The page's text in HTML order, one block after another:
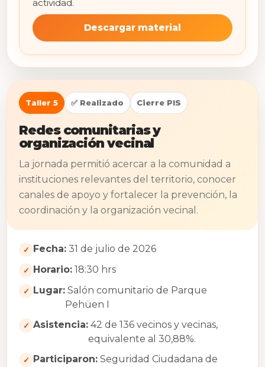
actividad.
Descargar material
Taller 5 ✅ Realizado Cierre PIS
Redes comunitarias y
organización vecinal
La jornada permitió acercar a la comunidad a
instituciones relevantes del territorio, conocer
canales de apoyo y fortalecer la prevención, la
coordinación y la organización vecinal.
Fecha: 31 de julio de 2026
Horario: 18:30 hrs
Lugar: Salón comunitario de Parque
Pehüen I
Asistencia: 42 de 136 vecinos y vecinas,
equivalente al 30,88%.
Participaron: Seguridad Ciudadana de